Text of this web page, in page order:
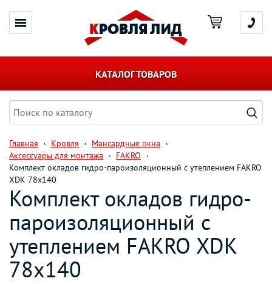
КАТАЛОГ ТОВАРОВ
Главная Кровля
Мансардные окна
Аксессуары для монтажа
FAKRO
Комплект окладов гидро-пароизоляционный c утеплением FAKRO
XDK 78х140
Комплект окладов гидро-
пароизоляционный c
утеплением FAKRO XDK
78х140